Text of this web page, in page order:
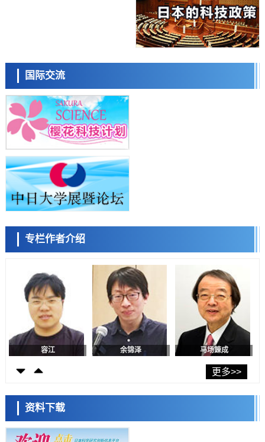
庆应义塾大学阐明脑内“游击手”小胶质细胞包裹保护受损神经细胞的机
制，有望用于开发阿尔茨海默病等疾病疗法
劣化抑制机制，为提升轮胎安全性与耐久性的材料设计开辟道路
科学研究
近畿大学等发现植物染料“日本茜”的红色成分可抑制老化与炎症，有望
成为新型功能性材料
科学研究
群马大学开发针对难治性癫痫的新型基因疗法，利用超小型GAD67启动
子抑制发作
科学研究
九州大学揭示夜间眼压升高机制：两种激素波动叠加所致
科学研究
东京都产技研采用新手法开发出可稳定工作至300℃的介电材料，已验
证电容器可在汽车发动机等高温环境下工作
经济・社会
日本生成式AI使用者占比一年内翻倍，但与中美德仍有较大差距
政策
日本修订首都直下型地震紧急对策：目标为死亡人数至少减半，重点强
化火灾防控
福井大学发现细胞记忆过往并抑制反应的机制，阐明即便DNA相同反应
迥异之谜
科学研究
神户大学确认口服癌症疫苗B440单药给药的安全性，在转移性尿路上皮
癌患者中开展临床试验
日本发布《令和8年版科学技术与创新白皮书》，解读第七期基本计划
首年度政策方向
科学研究
东京大学发现可诱导细胞死亡的新型信使物质
东京都健康长寿医疗中心跨器官揭示衰老过程中的糖链变化
科学研究
产总研无需石油利用松脂制备石墨前驱体，可作为电池电极材料
国际交流
专栏作者介绍
流员
小岩井忠道
陈小牧 李鸥 安宁
容江 余锦泽 马场錬成
更多>>
资料下载